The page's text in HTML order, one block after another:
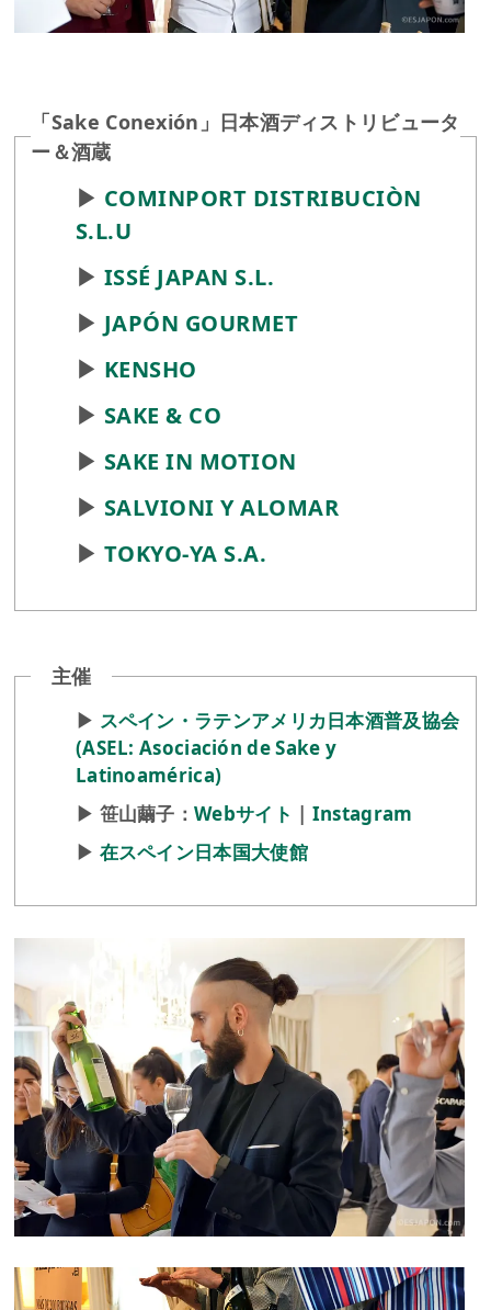
「Sake Conexión」日本酒ディストリビュータ
ー＆酒蔵
▶︎ COMINPORT DISTRIBUCIÒN
S.L.U
▶︎ ISSÉ JAPAN S.L.
▶︎ JAPÓN GOURMET
▶︎ KENSHO
▶︎ SAKE & CO
▶︎ SAKE IN MOTION
▶︎ SALVIONI Y ALOMAR
▶︎ TOKYO-YA S.A.
主催
▶︎ スペイン・ラテンアメリカ日本酒普及協会
(ASEL: Asociación de Sake y
Latinoamérica)
▶︎ 笹山繭子：Webサイト | Instagram
▶︎ 在スペイン日本国大使館